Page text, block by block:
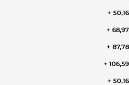
+
+
+
+
+